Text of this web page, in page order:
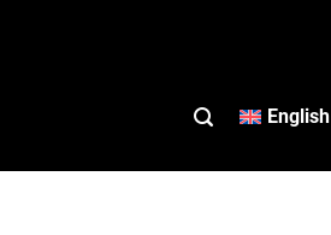
English